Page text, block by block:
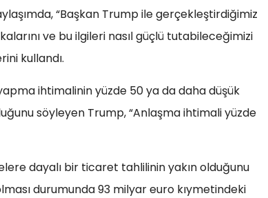
“Başkan Trump ile gerçekleştirdiğimiz
ve bu ilgileri nasıl güçlü tutabileceğimizi
kullandı.
ihtimalinin yüzde 50 ya da daha düşük
söyleyen Trump, “Anlaşma ihtimali yüzde
dayalı bir ticaret tahlilinin yakın olduğunu
durumunda 93 milyar euro kıymetindeki